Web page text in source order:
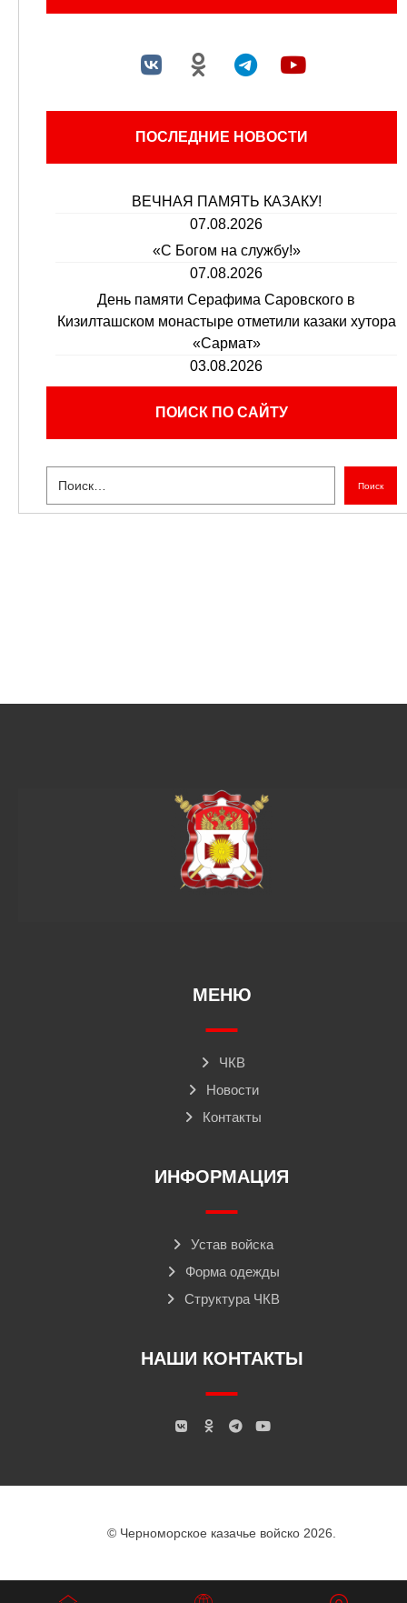
ПОСЛЕДНИЕ НОВОСТИ
ВЕЧНАЯ ПАМЯТЬ КАЗАКУ!
07.08.2026
«С Богом на службу!»
07.08.2026
День памяти Серафима Саровского в
Кизилташском монастыре отметили казаки хутора
«Сармат»
03.08.2026
ПОИСК ПО САЙТУ
Поиск
МЕНЮ
ЧКВ
Новости
Контакты
ИНФОРМАЦИЯ
Устав войска
Форма одежды
Структура ЧКВ
НАШИ КОНТАКТЫ
© Черноморское казачье войско 2026.